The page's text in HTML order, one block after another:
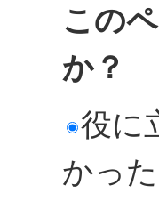
この
か？
役に
かった